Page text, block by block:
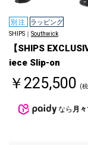
別注 ラッピング
SHIPS｜ Southwick
【SHIPS
iece Slip-on
￥225,500 (
なら 月